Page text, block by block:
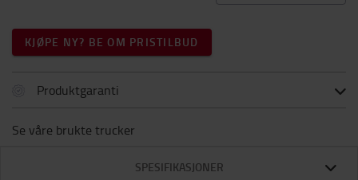
KJØPE NY? BE OM PRISTILBUD
Produktgaranti
Se våre brukte trucker
SPESIFIKASJONER